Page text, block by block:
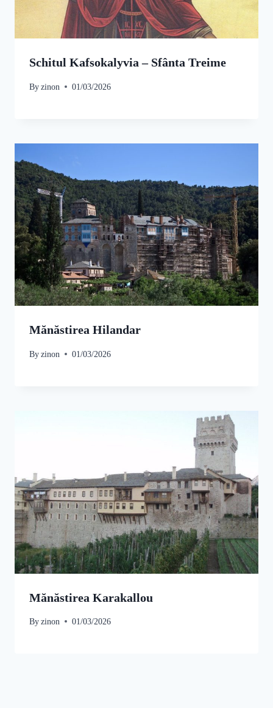
Schitul Kafsokalyvia – Sfânta Treime
Byzinon 01/03/2026
Mănăstirea Hilandar
Byzinon 01/03/2026
Mănăstirea Karakallou
Byzinon 01/03/2026